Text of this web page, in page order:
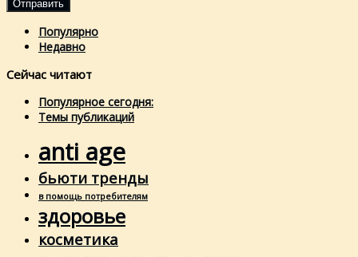
Популярно
Недавно
Сейчас читают
Популярное сегодня:
Темы публикаций
anti age
бьюти тренды
в помощь потребителям
здоровье
косметика